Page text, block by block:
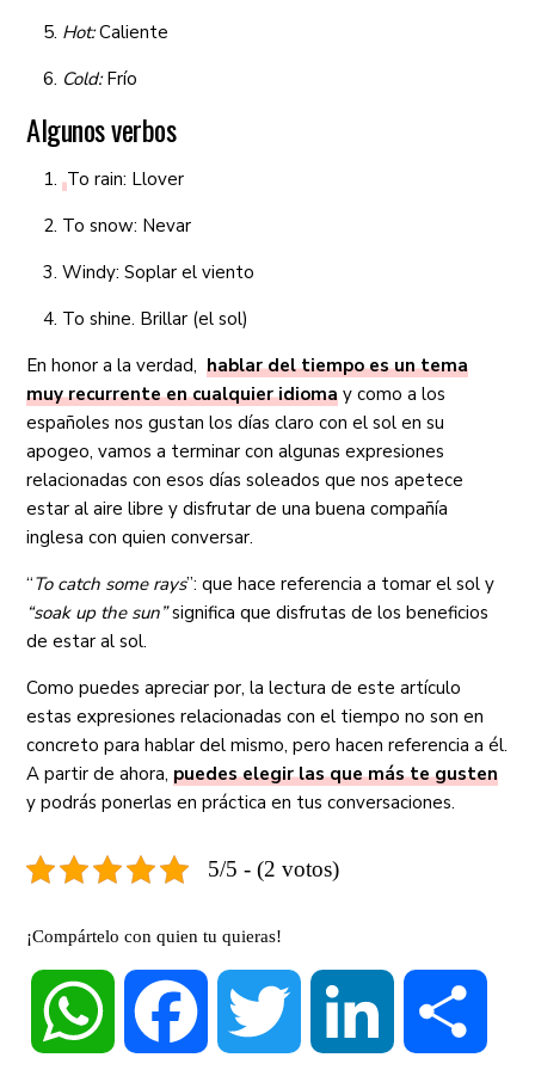
Hot:Caliente
Cold:Frío
Algunos verbos
To rain: Llover
To snow: Nevar
Windy: Soplar el viento
To shine. Brillar (el sol)
En honor a la verdad,hablar del tiempo es un tema
muy recurrente en cualquier idioma y como a los
españoles nos gustan los días claro con el sol en su
apogeo, vamos a terminar con algunas expresiones
relacionadas con esos días soleados que nos apetece
estar al aire libre y disfrutar de una buena compañía
inglesa con quien conversar.
“To catch some rays”: que hace referencia a tomar el sol y
“soak up the sun”significa que disfrutas de los beneficios
de estar al sol.
Como puedes apreciar por, la lectura de este artículo
estas expresiones relacionadas con el tiempo no son en
concreto para hablar del mismo, pero hacen referencia a él.
A partir de ahora,puedes elegir las que más te gusten
y podrás ponerlas en práctica en tus conversaciones.
5/5 - (2 votos)
¡Compártelo con quien tu quieras!
WhatsApp Facebook Twitter LinkedIn